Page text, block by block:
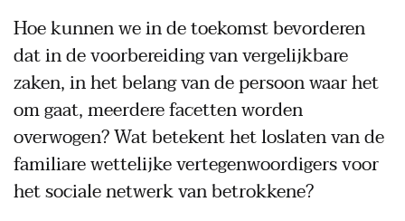
Hoe kunnen we in de toekomst bevorderen
dat in de voorbereiding van vergelijkbare
zaken, in het belang van de persoon waar het
om gaat, meerdere facetten worden
overwogen? Wat betekent het loslaten van de
familiare wettelijke vertegenwoordigers voor
het sociale netwerk van betrokkene?